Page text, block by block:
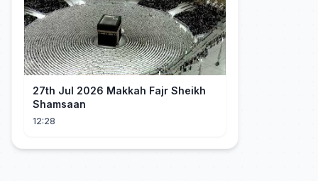
27th Jul 2026 Makkah Fajr Sheikh
Shamsaan
12:28